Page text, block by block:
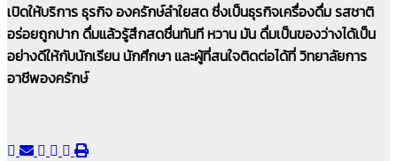
เปิดให้บริการ ธุรกิจ องครักษ์ลำใยสด ซึ่งเป็นธุรกิจเครื่องดื่ม รสชาติ
อร่อยถูกปาก ดื่มแล้วรู้สึกสดชื่นทันที หวาน มัน ดื่มเป็นของว่างได้เป็น
อย่างดีให้กับนักเรียน นักศึกษา และผู้ที่สนใจติดต่อได้ที่ วิทยาลัยการ
อาชีพองครักษ์